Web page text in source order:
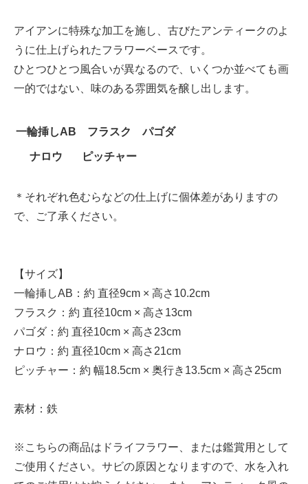
アイアンに特殊な加工を施し、古びたアンティークのよ
うに仕上げられたフラワーベースです。
ひとつひとつ風合いが異なるので、いくつか並べても画
一的ではない、味のある雰囲気を醸し出します。
一輪挿しAB フラスク パゴダ
ナロウ ピッチャー
＊それぞれ色むらなどの仕上げに個体差がありますの
で、ご了承ください。
【サイズ】
一輪挿しAB：約 直径9cm × 高さ10.2cm
フラスク：約 直径10cm × 高さ13cm
パゴダ：約 直径10cm × 高さ23cm
ナロウ：約 直径10cm × 高さ21cm
ピッチャー：約 幅18.5cm × 奥行き13.5cm × 高さ25cm
素材：鉄
※こちらの商品はドライフラワー、または鑑賞用として
ご使用ください。サビの原因となりますので、水を入れ